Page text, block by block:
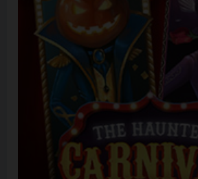
СТАТЬИ
ВИДЕО